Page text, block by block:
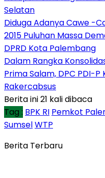
Selatan
Diduga Adanya Cawe -
2015 Puluhan Massa
DPRD Kota Palembang
Dalam Rangka
Prima Salam, DPC PDI-
Rakercabsus
Berita ini 21 kali dibaca
Tag : BPK RI Pemkot
SumselWTP
Berita Terbaru